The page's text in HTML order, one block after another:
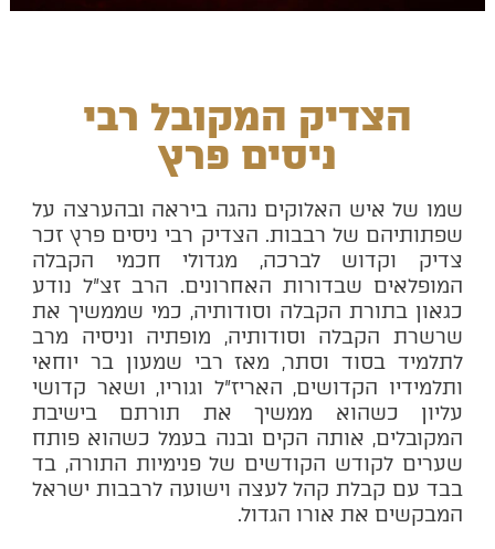
הצדיק המקובל רבי
ניסים פרץ
שמו של איש האלוקים נהגה ביראה ובהערצה על
שפתותיהם של רבבות. הצדיק רבי ניסים פרץ זכר
צדיק וקדוש לברכה, מגדולי חכמי הקבלה
המופלאים שבדורות האחרונים. הרב זצ"ל נודע
כגאון בתורת הקבלה וסודותיה, כמי שממשיך את
שרשרת הקבלה וסודותיה, מופתיה וניסיה מרב
לתלמיד בסוד וסתר, מאז רבי שמעון בר יוחאי
ותלמידיו הקדושים, האריז"ל וגוריו, ושאר קדושי
עליון כשהוא ממשיך את תורתם בישיבת
המקובלים, אותה הקים ובנה בעמל כשהוא פותח
שערים לקודש הקודשים של פנימיות התורה, בד
בבד עם קבלת קהל לעצה וישועה לרבבות ישראל
המבקשים את אורו הגדול.